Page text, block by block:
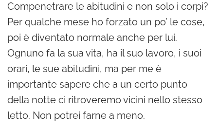
Compenetrare le abitudini e non solo i corpi?
Per qualche mese ho forzato un po’ le cose,
poi è diventato normale anche per lui.
Ognuno fa la sua vita, ha il suo lavoro, i suoi
orari, le sue abitudini, ma per me è
importante sapere che a un certo punto
della notte ci ritroveremo vicini nello stesso
letto. Non potrei farne a meno.